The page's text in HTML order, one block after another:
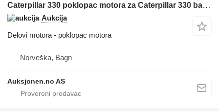
Caterpillar 330 poklopac motora za Caterpillar 330 bagera
Aukcija
Delovi motora - poklopac motora
Norveška, Bagn
Auksjonen.no AS